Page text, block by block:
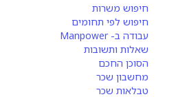
חיפוש משרות
חיפוש לפי תחומים
עבודה ב- Manpower
שאלות ותשובות
הסוכן החכם
מחשבון שכר
טבלאות שכר